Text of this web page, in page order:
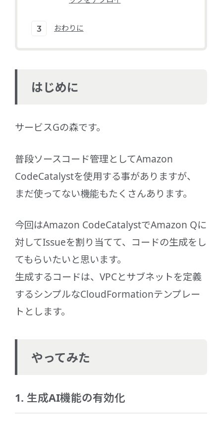
おわりに
はじめに
サービスGの森です。
普段ソースコード管理としてAmazon
CodeCatalystを使用する事がありますが、
まだ使ってない機能もたくさんあります。
今回はAmazon CodeCatalystでAmazon Qに
対してIssueを割り当てて、コードの生成をし
てもらいたいと思います。
生成するコードは、VPCとサブネットを定義
するシンプルなCloudFormationテンプレー
トとします。
やってみた
1. 生成AI機能の有効化